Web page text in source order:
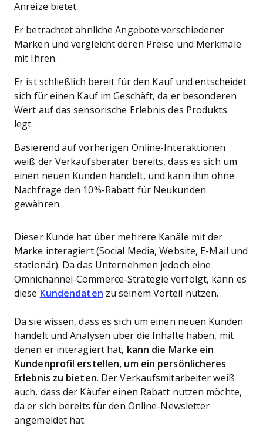
Anreize bietet.
Er betrachtet ähnliche Angebote verschiedener
Marken und vergleicht deren Preise und Merkmale
mit Ihren.
Er ist schließlich bereit für den Kauf und entscheidet
sich für einen Kauf im Geschäft, da er besonderen
Wert auf das sensorische Erlebnis des Produkts
legt.
Basierend auf vorherigen Online-Interaktionen
weiß der Verkaufsberater bereits, dass es sich um
einen neuen Kunden handelt, und kann ihm ohne
Nachfrage den 10%-Rabatt für Neukunden
gewähren.
Dieser Kunde hat über mehrere Kanäle mit der
Marke interagiert (Social Media, Website, E-Mail und
stationär). Da das Unternehmen jedoch eine
Omnichannel-Commerce-Strategie verfolgt, kann es
diese Kundendaten zu seinem Vorteil nutzen.
Da sie wissen, dass es sich um einen neuen Kunden
handelt und Analysen über die Inhalte haben, mit
denen er interagiert hat, kann die Marke ein
Kundenprofil erstellen, um ein persönlicheres
Erlebnis zu bieten. Der Verkaufsmitarbeiter weiß
auch, dass der Käufer einen Rabatt nutzen möchte,
da er sich bereits für den Online-Newsletter
angemeldet hat.